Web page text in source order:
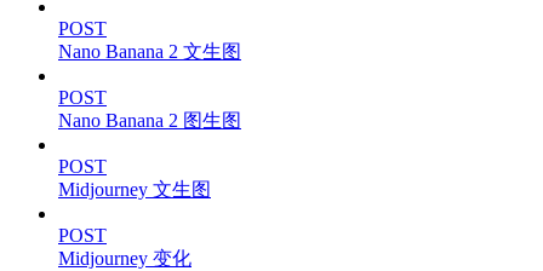
POST
Nano Banana 2 文生图
POST
Nano Banana 2 图生图
POST
Midjourney 文生图
POST
Midjourney 变化